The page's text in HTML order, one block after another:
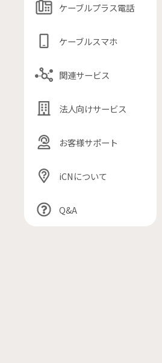
ケーブルプラス電話
ケーブルスマホ
関連サービス
法人向けサービス
お客様サポート
iCNについて
Q&A